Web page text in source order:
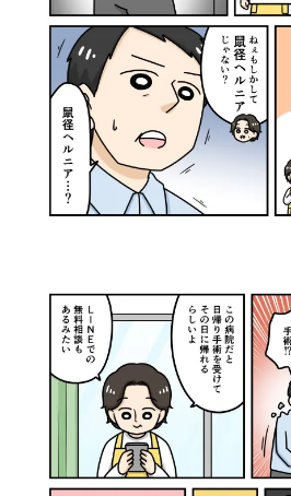
〒530-0001
大阪市北区梅田1丁目2番2-100号 大
詳しいアクセス方